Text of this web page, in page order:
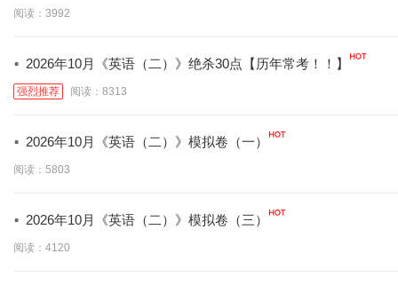
阅读：3992
· 2026年10月《英语（二）》绝杀30点【历年常考！！】
强烈推荐 阅读：8313
· 2026年10月《英语（二）》模拟卷（一）
阅读：5803
· 2026年10月《英语（二）》模拟卷（三）
阅读：4120